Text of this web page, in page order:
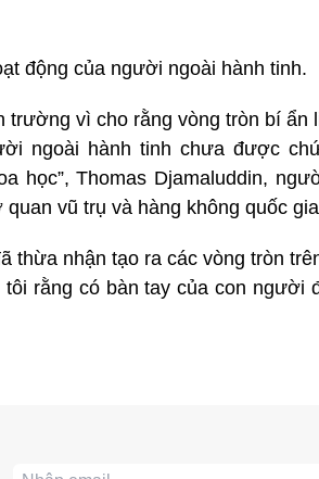
động của người ngoài hành tinh.
trường vì cho rằng vòng tròn bí ẩn
ngoài hành tinh chưa được
học”, Thomas Djamaluddin,
vũ trụ và hàng không quốc
thừa nhận tạo ra các vòng tròn
rằng có bàn tay của con người